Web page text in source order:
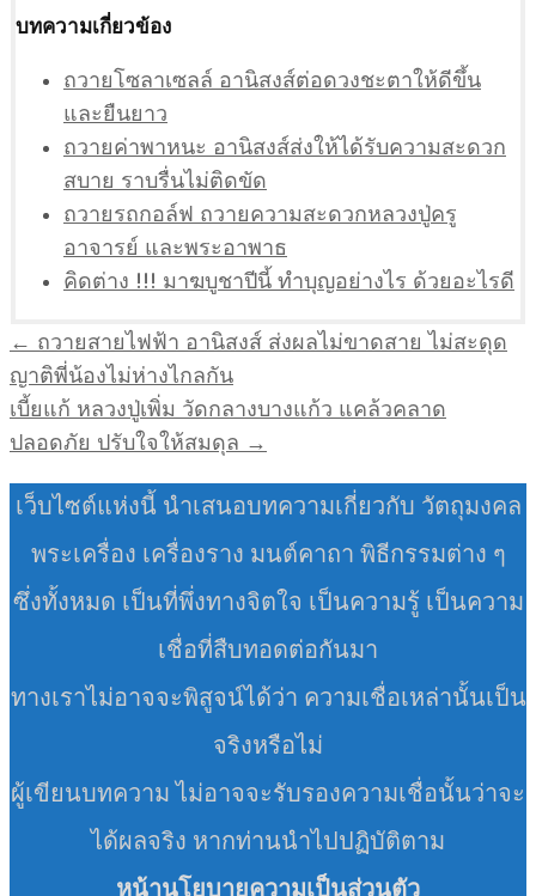
บทความเกี่ยวข้อง
ถวายโซลาเซลล์ อานิสงส์ต่อดวงชะตาให้ดีขึ้น
และยืนยาว
ถวายค่าพาหนะ อานิสงส์ส่งให้ได้รับความสะดวก
สบาย ราบรื่นไม่ติดขัด
ถวายรถกอล์ฟ ถวายความสะดวกหลวงปู่ครู
อาจารย์ และพระอาพาธ
คิดต่าง !!! มาฆบูชาปีนี้ ทำบุญอย่างไร ด้วยอะไรดี
แนะแนว
เรื่อง
← ถวายสายไฟฟ้า อานิสงส์ ส่งผลไม่ขาดสาย ไม่สะดุด
ญาติพี่น้องไม่ห่างไกลกัน
เบี้ยแก้ หลวงปู่เพิ่ม วัดกลางบางแก้ว แคล้วคลาด
ปลอดภัย ปรับใจให้สมดุล →
เว็บไซต์แห่งนี้ นำเสนอบทความเกี่ยวกับ วัตถุมงคล
พระเครื่อง เครื่องราง มนต์คาถา พิธีกรรมต่าง ๆ
ซึ่งทั้งหมด เป็นที่พึ่งทางจิตใจ เป็นความรู้ เป็นความ
เชื่อที่สืบทอดต่อกันมา
ทางเราไม่อาจจะพิสูจน์ได้ว่า ความเชื่อเหล่านั้นเป็น
จริงหรือไม่
ผู้เขียนบทความ ไม่อาจจะรับรองความเชื่อนั้นว่าจะ
ได้ผลจริง หากท่านนำไปปฏิบัติตาม
หน้านโยบายความเป็นส่วนตัว